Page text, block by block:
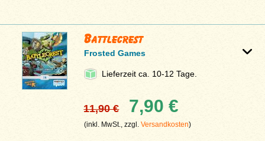
Battlecrest
Frosted Games
Lieferzeit ca. 10-12 Tage.
11,90 € 7,90 €
(inkl. MwSt., zzgl.Versandkosten)